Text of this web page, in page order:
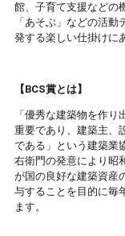
館、子育て支援などの
「あそぶ」などの活
発する楽しい仕掛けに
【BCS賞とは】
「優秀な建築物を作
重要であり、建築主、
である」という建築業
右衛門の発意により昭
が国の良好な建築資産
与することを目的に毎
ます。